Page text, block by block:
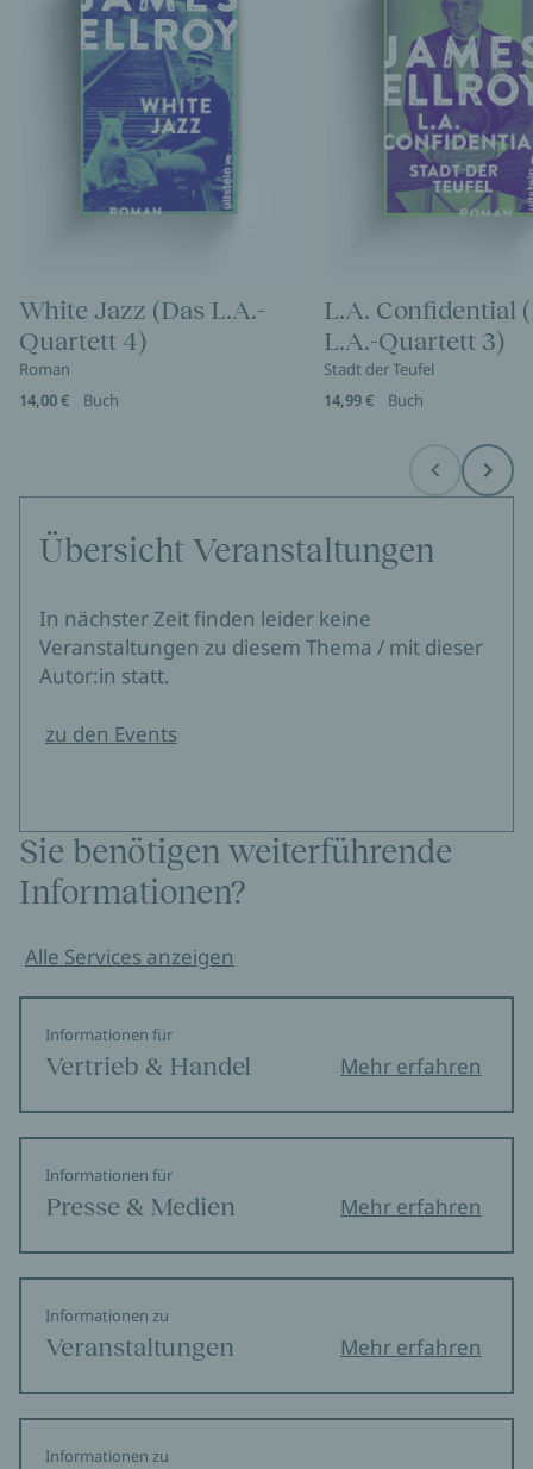
White Jazz (Das L.A.-
Quartett 4)
Roman
14,00 €
Buch
L.A. Confidential
L.A.-Quartett 3)
Stadt der Teufel
14,99 €
Buch
Before Next
Übersicht Veranstaltungen
In nächster Zeit finden leider keine
Veranstaltungen zu diesem Thema / mit dieser
Autor:in statt.
zu den Events
Sie benötigen weiterführende
Informationen?
Alle Services anzeigen
Informationen für
Vertrieb & Handel Mehr erfahren
Informationen für
Presse & Medien Mehr erfahren
Informationen zu
Veranstaltungen Mehr erfahren
Informationen zu